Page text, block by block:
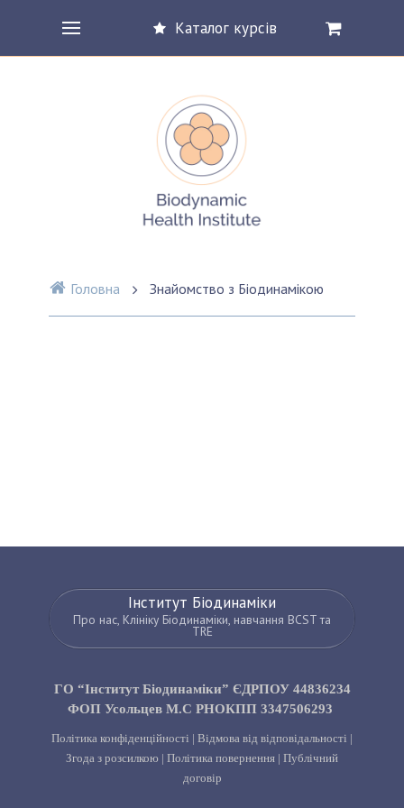
Каталог курсів
Головна Знайомство з Біодинамікою
Інститут Біодинаміки
Про нас, Клініку Біодинаміки, навчання BCST та
TRE
ГО “Інститут Біодинаміки” ЄДРПОУ 44836234
ФОП Усольцев М.С РНОКПП 3347506293
Політика конфіденційності | Відмова від відповідальності |
Згода з розсилкою | Політика повернення | Публічний
договір